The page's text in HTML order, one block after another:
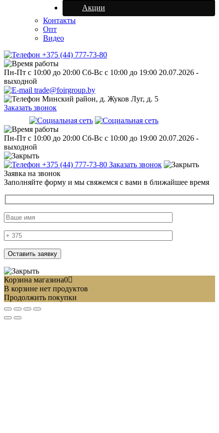
Акции
Контакты
Опт
Видео
+375 (44) 777-73-80
Пн-Пт с 10:00 до 20:00 Сб-Вс с 10:00 до 19:00 20.07.2026 -
выходной
trade@foirgroup.by
Минский район, д. Жуков Луг, д. 5
Заказать звонок
Пн-Пт с 10:00 до 20:00 Сб-Вс с 10:00 до 19:00 20.07.2026 -
выходной
+375 (44) 777-73-80 Заказать звонок
Заявка на звонок
Заполняйте форму и мы свяжемся с вами в ближайшее время
Корзина магазина0
В корзине нет продуктов
Продолжить покупки